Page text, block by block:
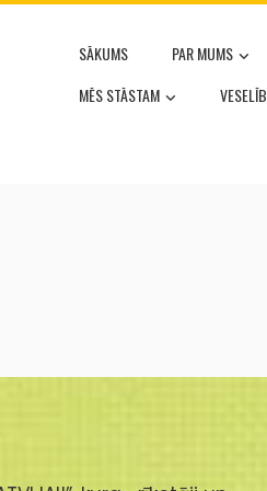
SĀKUMS PAR MUMS
MĒS STĀSTAM